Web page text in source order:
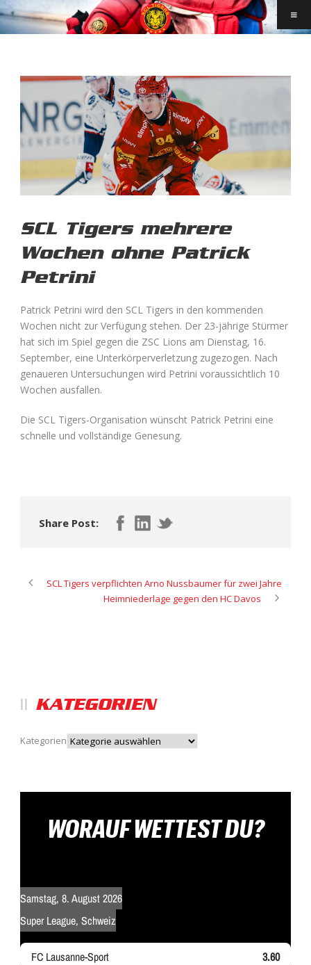
SCL Tigers mehrere
Wochen ohne Patrick
Petrini
Patrick Petrini wird den SCL Tigers in den kommenden
Wochen nicht zur Verfügung stehen. Der 23-jährige Stürmer
hat sich im Spiel gegen die ZSC Lions am Dienstag, 16.
September, eine Unterkörperverletzung zugezogen. Nach
genaueren Untersuchungen wird Petrini voraussichtlich 10
Wochen ausfallen.
Die SCL Tigers-Organisation wünscht Patrick Petrini eine
schnelle und vollständige Genesung.
Share Post:
SCL Tigers verpflichten Arno Nussbaumer für zwei Jahre
Heimniederlage gegen den HC Davos
KATEGORIEN
Kategorien